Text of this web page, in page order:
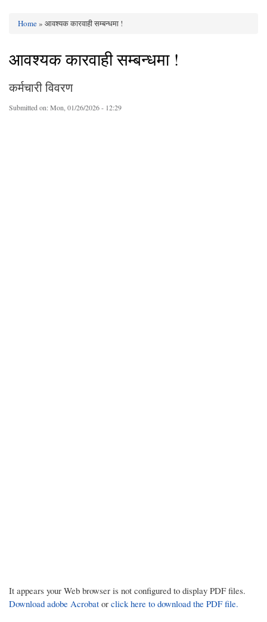
Home» आवश्यक कारवाही सम्बन्धमा !
आवश्यक कारवाही सम्बन्धमा !
कर्मचारी विवरण
Submitted on:Mon, 01/26/2026 - 12:29
It appears your Web browser is not configured to display PDF files.
Download adobe Acrobat or click here to download the PDF file.